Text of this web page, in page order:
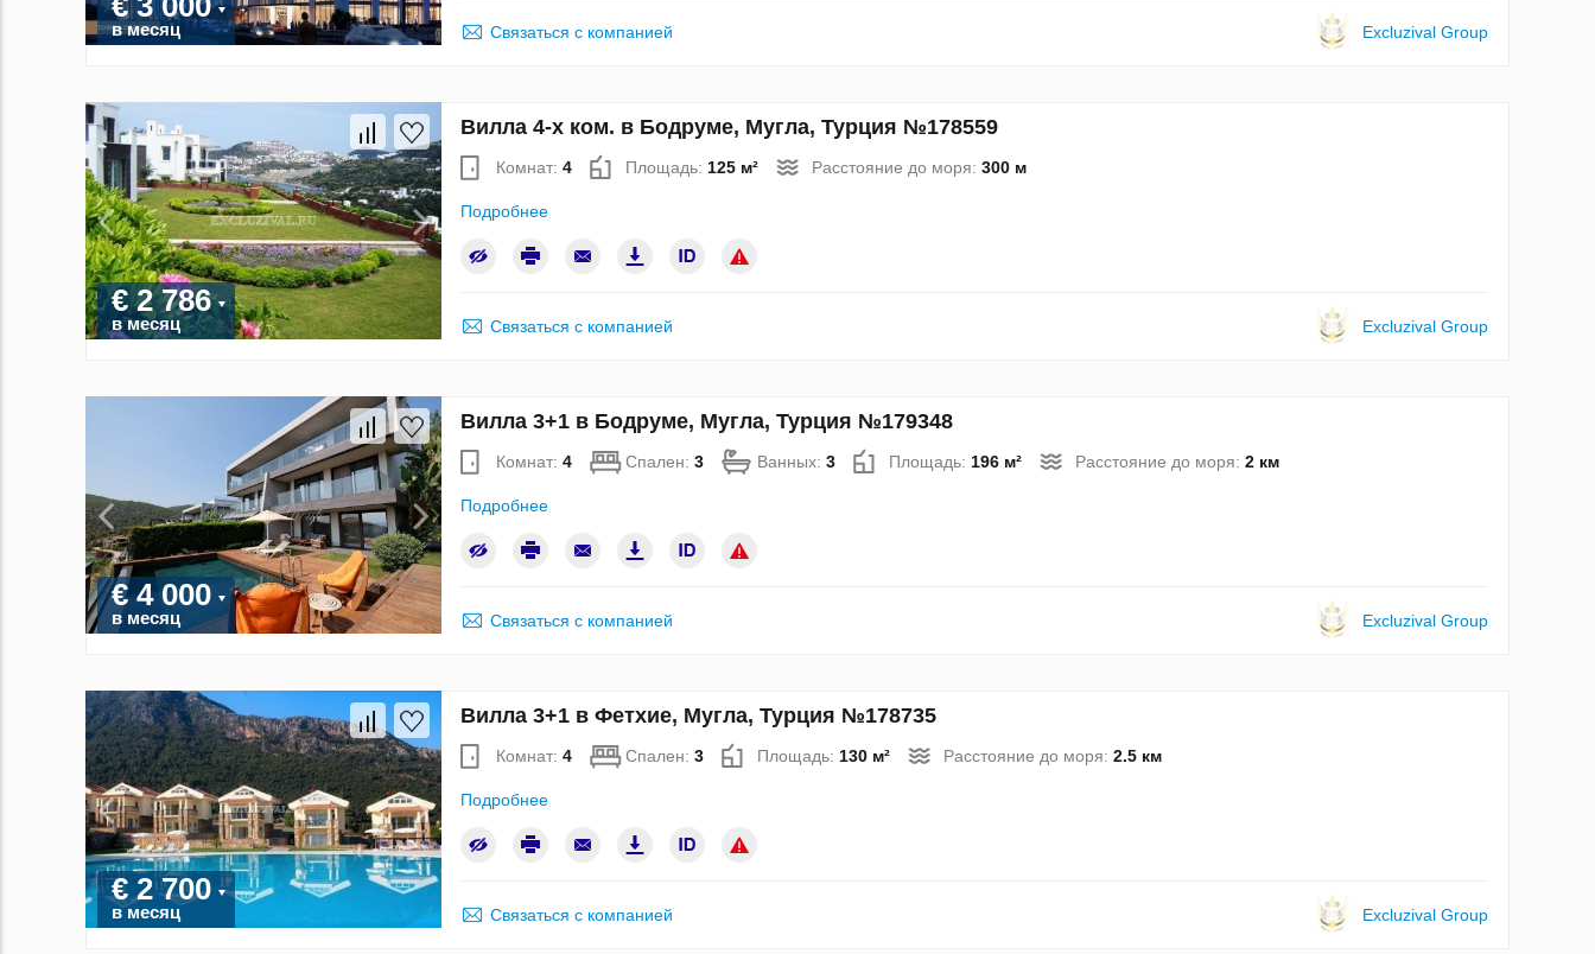
в месяц Связаться с компанией Excluzival Group
€ 2 786
в месяц
Вилла 4-х ком. в Бодруме, Мугла, Турция №178559
Комнат: 4 Площадь: 125 м² Расстояние до моря: 300 м
Подробнее
Связаться с компанией Excluzival Group
€ 4 000
в месяц
Вилла 3+1 в Бодруме, Мугла, Турция №179348
Комнат: 4 Спален: 3 Ванных: 3 Площадь: 196 м² Расстояние до моря: 2 км
Подробнее
Связаться с компанией Excluzival Group
€ 2 700
в месяц
Вилла 3+1 в Фетхие, Мугла, Турция №178735
Комнат: 4 Спален: 3 Площадь: 130 м² Расстояние до моря: 2.5 км
Подробнее
Связаться с компанией Excluzival Group